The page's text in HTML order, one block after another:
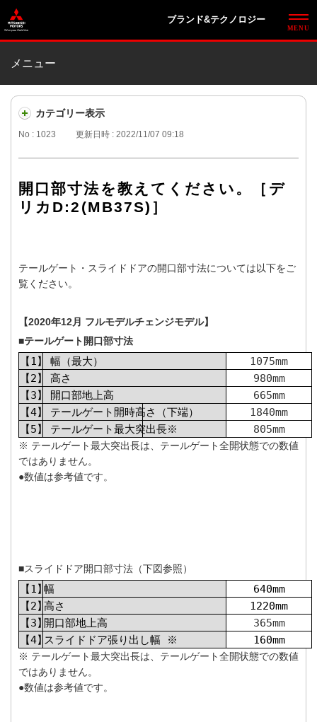
ブランド&テクノロジー
メニュー
カテゴリー表示
No : 1023 更新日時 : 2022/11/07 09:18
開口部寸法を教えてください。［デ
リカD:2(MB37S)］
テールゲート・スライドドアの開口部寸法については以下をご
覧ください。
【2020年12月 フルモデルチェンジモデル】
■テールゲート開口部寸法
【1】 幅（最大）
1075mm
【2】
高さ
980mm
【3】
開口部地上高
665mm
【4】
テールゲート開時高さ（下端）
1840mm
【5】
テールゲート最大突出長※ 805mm
※ テールゲート最大突出長は、テールゲート全開状態での数値
ではありません。
●数値は参考値です。
■スライドドア開口部寸法 （下図参照）
【1】幅
640mm
【2】高さ
1220mm
【3】開口部地上高
365mm
【4】スライドドア張り出し幅 ※ 160mm
※ テールゲート最大突出長は、テールゲート全開状態での数値
ではありません。
●数値は参考値です。